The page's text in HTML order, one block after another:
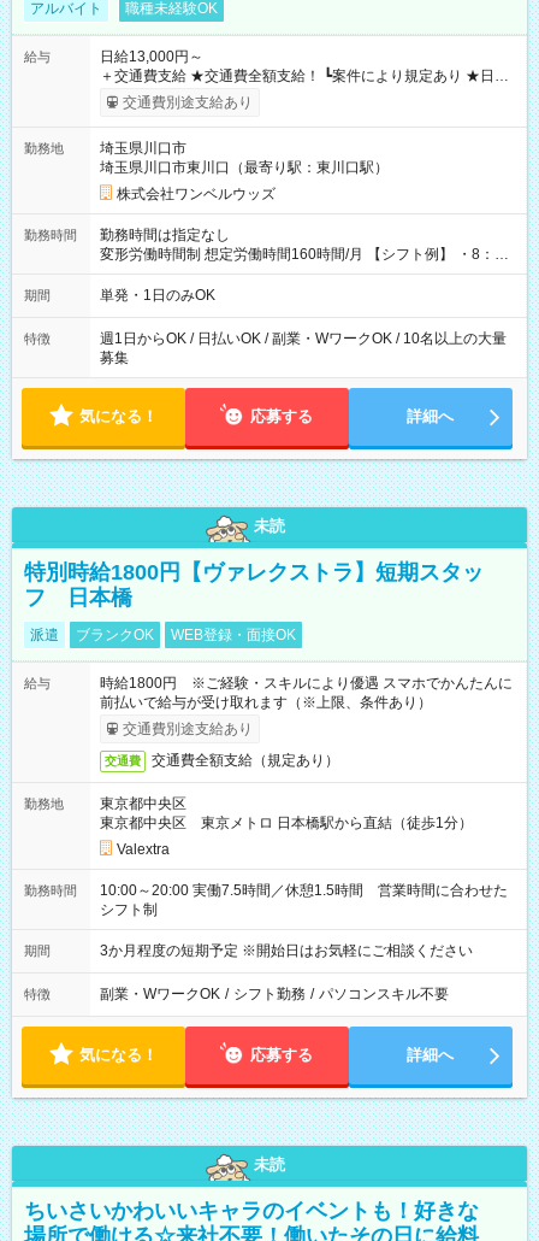
アルバイト 職種未経験OK
給与
日給13,000円～
＋交通費支給 ★交通費全額支給！ ┗案件により規定あり ★日払
いOK！（規定あり） ┗働いたその日に現金GET♪ お仕事後はコ
ンビニATMから 日払い分を引き落とせます！ 【試用期間】試
交通費別途支給あり
勤務地
埼玉県川口市
埼玉県川口市東川口（最寄り駅：東川口駅）
株式会社ワンベルウッズ
勤務時間
勤務時間は指定なし
変形労働時間制 想定労働時間160時間/月 【シフト例】 ・8：00
～21：00
期間 単発・1日のみOK
特徴
週1日からOK / 日払いOK / 副業・WワークOK / 10名以上の大量
募集
気になる！ 応募する 詳細へ
未読
特別時給1800円【ヴァレクストラ】短期スタッ
フ 日本橋
派遣 ブランクOK WEB登録・面接OK
給与
時給1800円 ※ご経験・スキルにより優遇 スマホでかんたんに
前払いで給与が受け取れます（※上限、条件あり）
交通費別途支給あり
交通費 交通費全額支給（規定あり）
勤務地
東京都中央区
東京都中央区 東京メトロ 日本橋駅から直結（徒歩1分）
Valextra
勤務時間
10:00～20:00 実働7.5時間／休憩1.5時間 営業時間に合わせた
シフト制
期間 3か月程度の短期予定 ※開始日はお気軽にご相談ください
特徴 副業・WワークOK / シフト勤務 / パソコンスキル不要
気になる！ 応募する 詳細へ
未読
ちいさいかわいいキャラのイベントも！好きな
場所で働ける☆来社不要！働いたその日に給料